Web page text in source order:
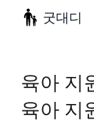
굿대디
육아 지
육아 지